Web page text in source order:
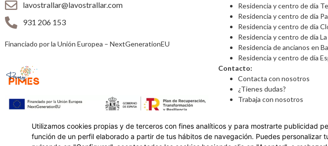
lavostrallar@lavostrallar.com
931 206 153
Financiado por la Unión Europea – NextGenerationEU
Residencia y centro de día
Residencia y centro de día
Residencia y centro de día
Residencia y centro de día
Residencia de ancianos en
Residencia y centro de día
Contacto:
Contacta con nosotros
¿Tienes dudas?
Trabaja con nosotros
© 2022 residencias geriátricas para ancianos y tercera edad | La
Utilizamos cookies propias y de terceros con fines analíticos y para mostrarte publicidad
función de un perfil elaborado a partir de tus hábitos de navegación. Puedes personalizar